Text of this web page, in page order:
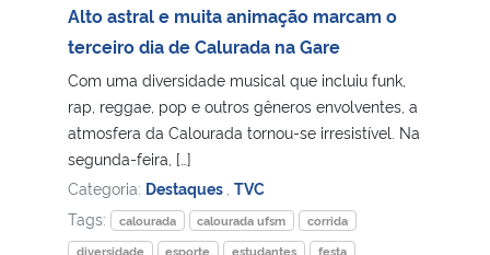
Ministério de Minas e Energia
Ministério do Meio Ambiente
Alto astral e muita animação marcam o
terceiro dia de Calurada na Gare
Com uma diversidade musical que incluiu funk,
rap, reggae, pop e outros gêneros envolventes, a
atmosfera da Calourada tornou-se irresistível. Na
segunda-feira, […]
Categoria: Destaques TVC
Tags:
calourada calourada ufsm
corrida
diversidade
esporte estudantes
festa